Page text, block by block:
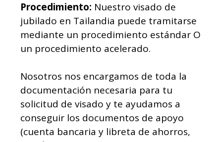
Procedimiento: Nuestro visado de
jubilado en Tailandia puede tramitarse
mediante un procedimiento estándar O
un procedimiento acelerado.
Nosotros nos encargamos de toda la
documentación necesaria para tu
solicitud de visado y te ayudamos a
conseguir los documentos de apoyo
(cuenta bancaria y libreta de ahorros,